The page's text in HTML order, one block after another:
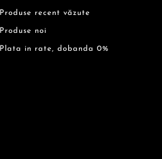
Produse recent văzute
Produse noi
Plata in rate, dobanda 0%